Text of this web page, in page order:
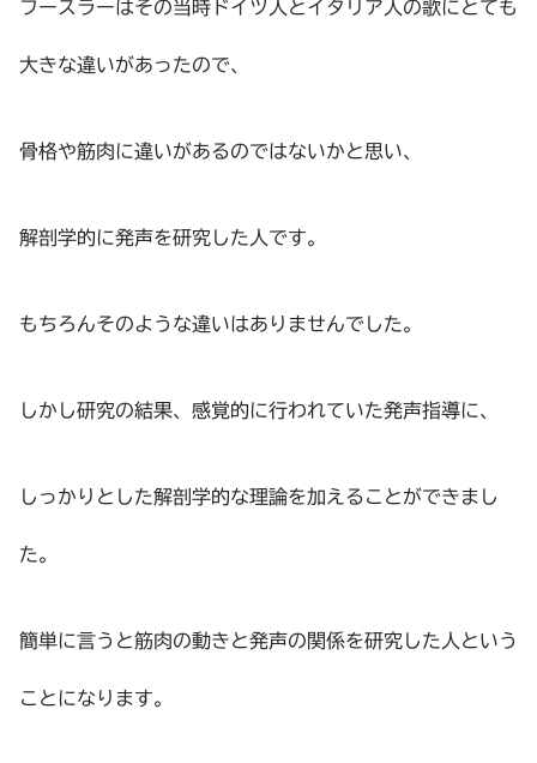
フースラーはその当時ドイツ人とイタリア人の歌にとても
大きな違いがあったので、
骨格や筋肉に違いがあるのではないかと思い、
解剖学的に発声を研究した人です。
もちろんそのような違いはありませんでした。
しかし研究の結果、感覚的に行われていた発声指導に、
しっかりとした解剖学的な理論を加えることができまし
た。
簡単に言うと筋肉の動きと発声の関係を研究した人という
ことになります。